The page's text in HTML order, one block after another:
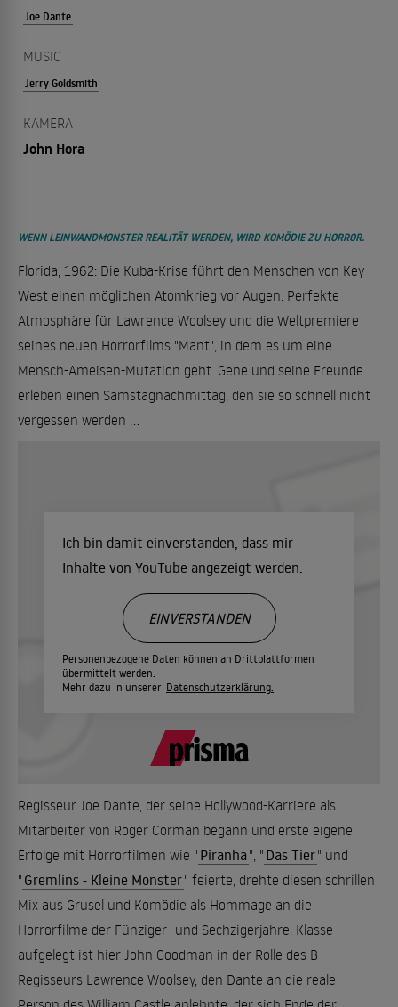
Joe Dante
MUSIC
Jerry Goldsmith
KAMERA
John Hora
WENN LEINWANDMONSTER REALITÄT WERDEN, WIRD KOMÖDIE ZU HORROR.
Florida, 1962: Die Kuba-Krise führt den Menschen von Key
West einen möglichen Atomkrieg vor Augen. Perfekte
Atmosphäre für Lawrence Woolsey und die Weltpremiere
seines neuen Horrorfilms "Mant", in dem es um eine
Mensch-Ameisen-Mutation geht. Gene und seine Freunde
erleben einen Samstagnachmittag, den sie so schnell nicht
vergessen werden ...
Ich bin damit einverstanden, dass mir
Inhalte von YouTube angezeigt werden.
Personenbezogene Daten können an Drittplattformen
übermittelt werden.
Mehr dazu in unserer Datenschutzerklärung.
EINVERSTANDEN
Regisseur Joe Dante, der seine Hollywood-Karriere als
Mitarbeiter von Roger Corman begann und erste eigene
Erfolge mit Horrorfilmen wie " Piranha ", " Das Tier" und
" Gremlins - Kleine Monster" feierte, drehte diesen schrillen
Mix aus Grusel und Komödie als Hommage an die
Horrorfilme der Fünziger- und Sechzigerjahre. Klasse
aufgelegt ist hier John Goodman in der Rolle des B-
Regisseurs Lawrence Woolsey, den Dante an die reale